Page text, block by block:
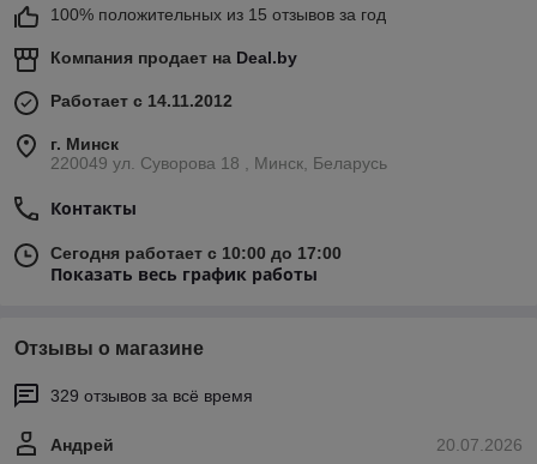
100% положительных из 15 отзывов за год
Компания продает на Deal.by
Работает с 14.11.2012
г. Минск
220049 ул. Суворова 18 , Минск, Беларусь
Контакты
Сегодня работает с 10:00 до 17:00
Показать весь график работы
Отзывы о магазине
329 отзывов за всё время
20.07.2026
Андрей